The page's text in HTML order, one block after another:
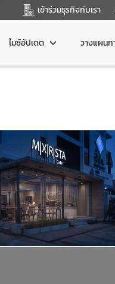
เข้าร่วมธุรกิจกับเรา
ไมซ์อัปเดต วางแผน